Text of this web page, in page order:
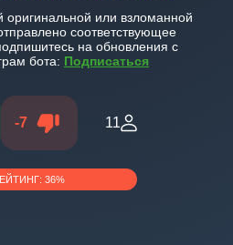
оригинальной или взломанной
соответствующее
на обновления с
бота: Подписаться
-7 11
36%